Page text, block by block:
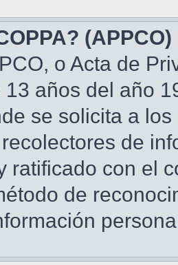
(APPCO)
o Acta de
13 años del año
se solicita a
de
ratificado con el
de